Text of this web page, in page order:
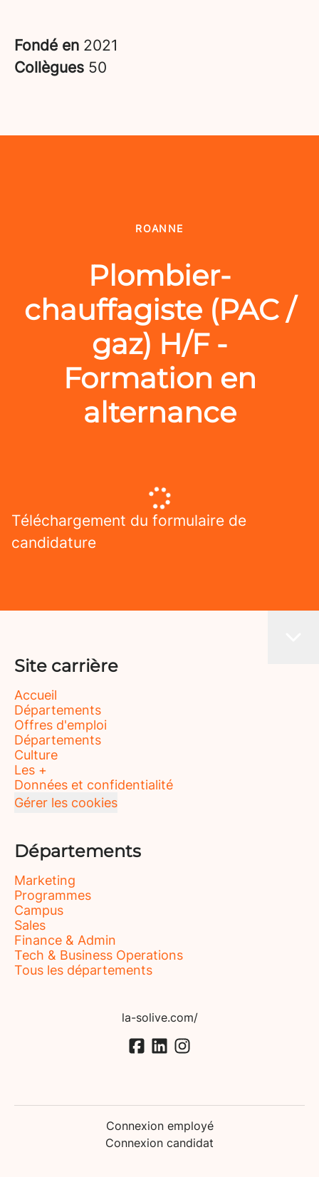
Fondé en 2021
Collègues 50
ROANNE
Plombier-
chauffagiste (PAC /
gaz) H/F -
Formation en
alternance
Téléchargement du formulaire de
candidature
Site carrière
Accueil
Départements
Offres d'emploi
Départements
Culture
Les +
Données et confidentialité
Gérer les cookies
Départements
Marketing
Programmes
Campus
Sales
Finance & Admin
Tech & Business Operations
Tous les départements
la-solive.com/
Connexion employé
Connexion candidat